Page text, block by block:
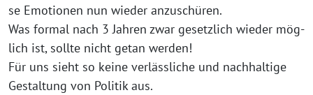
se Emotionen nun wie­der anzu­schü­ren.
Was for­mal nach 3 Jahren zwar gesetz­lich wie­der mög­
lich ist, soll­te nicht getan wer­den!
Für uns sieht so kei­ne ver­läss­li­che und nach­hal­ti­ge
Gestaltung von Politik aus.